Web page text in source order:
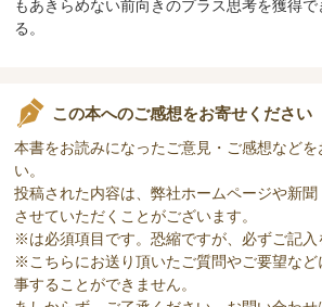
もあきらめない前向きのプラス思考を獲得
る。
この本へのご感想をお寄せください
本書をお読みになったご意見・ご感想など
い。
投稿された内容は、弊社ホームページや新
させていただくことがございます。
※は必須項目です。恐縮ですが、必ずご記入
※こちらにお送り頂いたご質問やご要望など
事することができません。